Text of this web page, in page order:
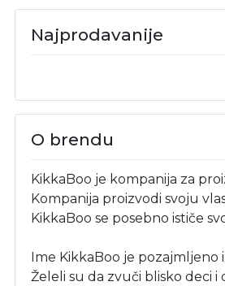
Najprodavanije
O brendu
KikkaBoo je kompanija za
Kompanija proizvodi svoju
KikkaBoo se posebno ističe
Ime KikkaBoo je
Želeli su da zvuči blisko deci i